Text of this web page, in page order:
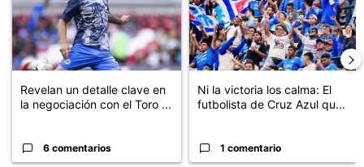
Revelan un detalle clave en
la negociación con el Toro ...
6 comentarios
Ni la victoria los calma: El
futbolista de Cruz Azul qu...
1 comentario